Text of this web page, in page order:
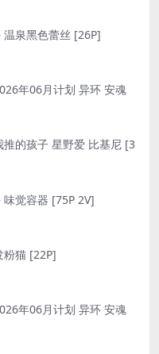
泉黑色蕾丝 [26P]
年06月计划 异环 安魂
的孩子 星野爱 比基尼 [3
觉容器 [75P 2V]
粉猫 [22P]
年06月计划 异环 安魂